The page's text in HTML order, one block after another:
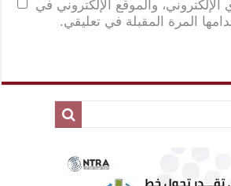
والموقع الإلكتروني في
المرة المقبلة في تعليقي.